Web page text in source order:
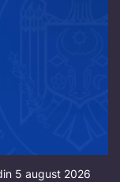
5 august 2026